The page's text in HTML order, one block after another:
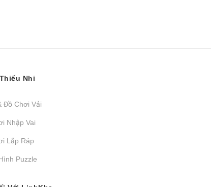
Nhi
Đồ Chơi Vải
Nhập Vai
Lắp Ráp
Puzzle